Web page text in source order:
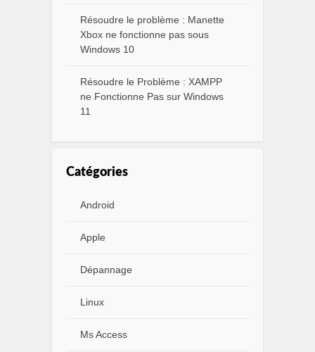
Résoudre le problème : Manette
Xbox ne fonctionne pas sous
Windows 10
Résoudre le Problème : XAMPP
ne Fonctionne Pas sur Windows
11
Catégories
Android
Apple
Dépannage
Linux
Ms Access